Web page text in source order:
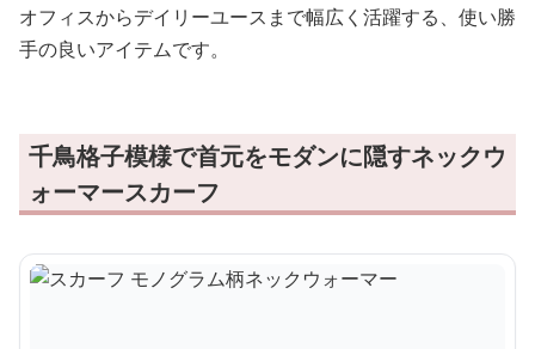
オフィスからデイリーユースまで幅広く活躍する、使い勝
手の良いアイテムです。
千鳥格子模様で首元をモダンに隠すネックウ
ォーマースカーフ